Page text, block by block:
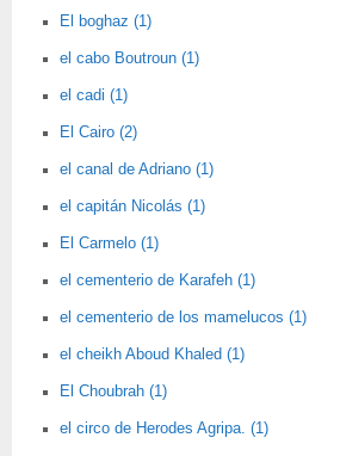
El boghaz (1)
el cabo Boutroun (1)
el cadi (1)
El Cairo (2)
el canal de Adriano (1)
el capitán Nicolás (1)
El Carmelo (1)
el cementerio de Karafeh (1)
el cementerio de los mamelucos (1)
el cheikh Aboud Khaled (1)
El Choubrah (1)
el circo de Herodes Agripa. (1)